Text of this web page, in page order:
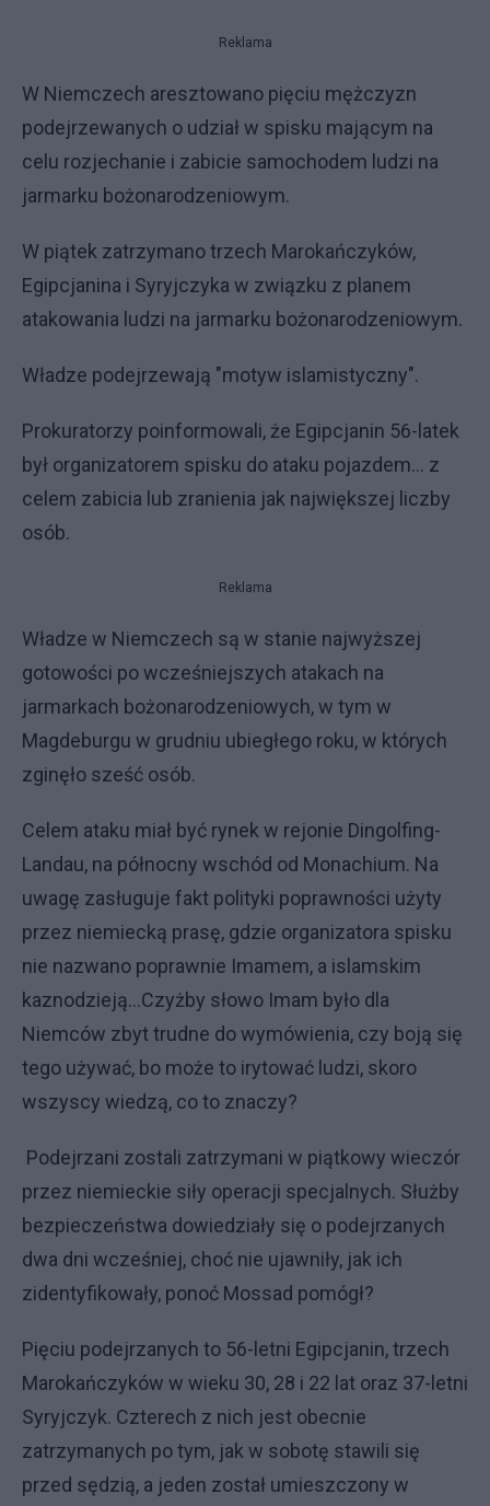
Reklama
W Niemczech aresztowano pięciu mężczyzn
podejrzewanych o udział w spisku mającym na
celu rozjechanie i zabicie samochodem ludzi na
jarmarku bożonarodzeniowym.
W piątek zatrzymano trzech Marokańczyków,
Egipcjanina i Syryjczyka w związku z planem
atakowania ludzi na jarmarku bożonarodzeniowym.
Władze podejrzewają "motyw islamistyczny".
Prokuratorzy poinformowali, że Egipcjanin 56-latek
był organizatorem spisku do ataku pojazdem... z
celem zabicia lub zranienia jak największej liczby
osób.
Reklama
Władze w Niemczech są w stanie najwyższej
gotowości po wcześniejszych atakach na
jarmarkach bożonarodzeniowych, w tym w
Magdeburgu w grudniu ubiegłego roku, w których
zginęło sześć osób.
Celem ataku miał być rynek w rejonie Dingolfing-
Landau, na północny wschód od Monachium. Na
uwagę zasługuje fakt polityki poprawności użyty
przez niemiecką prasę, gdzie organizatora spisku
nie nazwano poprawnie Imamem, a islamskim
kaznodzieją...Czyżby słowo Imam było dla
Niemców zbyt trudne do wymówienia, czy boją się
tego używać, bo może to irytować ludzi, skoro
wszyscy wiedzą, co to znaczy?
Podejrzani zostali zatrzymani w piątkowy wieczór
przez niemieckie siły operacji specjalnych. Służby
bezpieczeństwa dowiedziały się o podejrzanych
dwa dni wcześniej, choć nie ujawniły, jak ich
zidentyfikowały, ponoć Mossad pomógł?
Pięciu podejrzanych to 56-letni Egipcjanin, trzech
Marokańczyków w wieku 30, 28 i 22 lat oraz 37-letni
Syryjczyk. Czterech z nich jest obecnie
zatrzymanych po tym, jak w sobotę stawili się
przed sędzią, a jeden został umieszczony w